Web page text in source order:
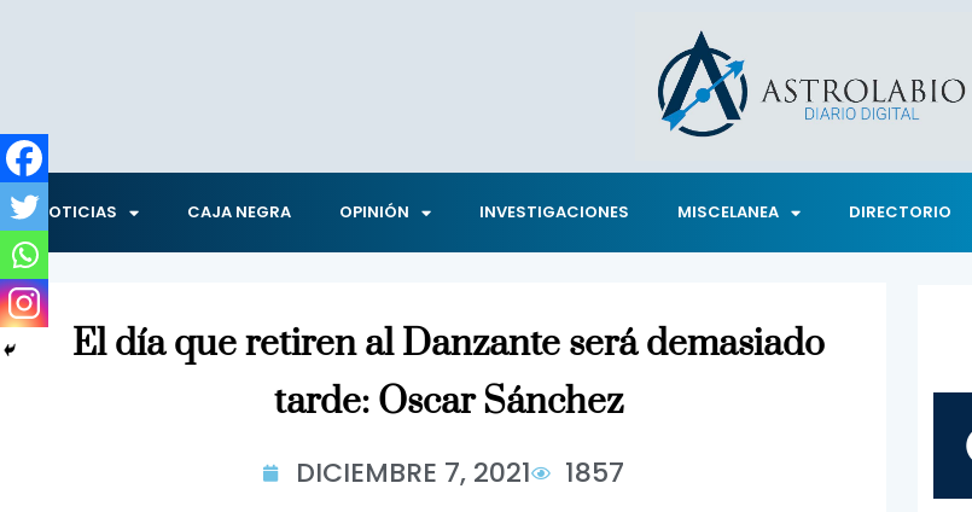
NOTICIAS CAJA NEGRA OPINIÓN INVESTIGACIONES MISCELANEA DIRECTORIO
El día que retiren al Danzante será demasiado
tarde: Oscar Sánchez
DICIEMBRE 7, 2021 1857